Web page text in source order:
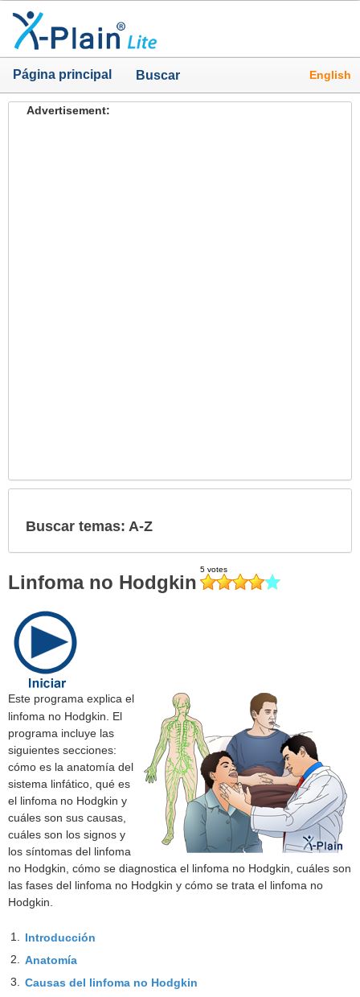
Página principal Buscar English
Advertisement:
Buscar temas: A-Z
Linfoma no Hodgkin
Este programa explica el
linfoma no Hodgkin. El
programa incluye las
siguientes secciones:
cómo es la anatomía del
sistema linfático, qué es
el linfoma no Hodgkin y
cuáles son sus causas,
cuáles son los signos y
los síntomas del linfoma
no Hodgkin, cómo se diagnostica el linfoma no Hodgkin, cuáles son
las fases del linfoma no Hodgkin y cómo se trata el linfoma no
Hodgkin.
1. Introducción
2. Anatomía
3. Causas del linfoma no Hodgkin